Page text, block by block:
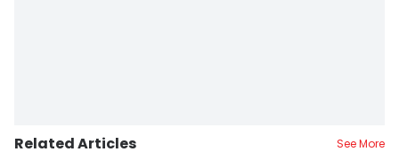
Related Articles See More